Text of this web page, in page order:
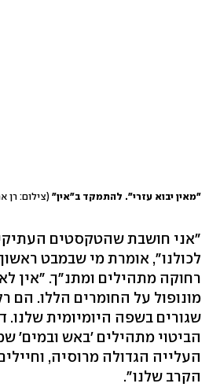
"מאין יבוא עזרי". להתמקד ב"אין" (צילום: רן
"אני חושבת שהטקסטים
לכולנו", אומרת מי שבמבט
רחוקה מתהילים ומתנ"ך. "אין
מונופול על החומרים הללו. הם
שגורים בשפה היומיומית שלנו.
הביטוי מתהילים 'באש ובמים'
העלייה הגדולה מרוסיה,
הקרב שלנו".